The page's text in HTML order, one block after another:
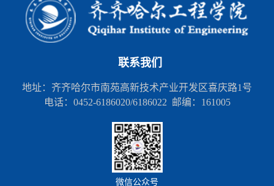
联系我们
地址：齐齐哈尔市南苑高新技术产业开发区喜庆路1号
电话：0452-6186020/6186022 邮编：161005
微信公众号